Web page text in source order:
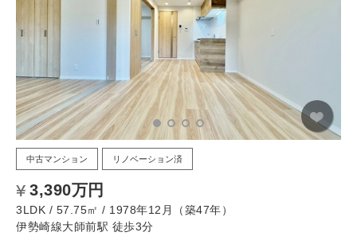
中古マンション リノベーション済
3,390万円
3LDK / 57.75㎡ / 1978年12月（築47年）
伊勢崎線大師前駅 徒歩3分